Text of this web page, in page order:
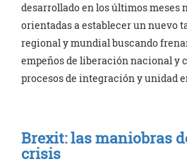
desarrollado en los últimos
orientadas a establecer un nuevo
regional y mundial buscando
empeños de liberación nacional y
procesos de integración y unidad
Brexit: las maniobras
crisis